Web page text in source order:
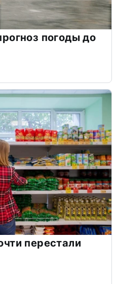
погоды до
перестали